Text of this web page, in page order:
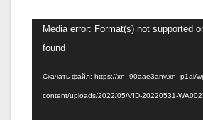
Видеоплеер
Media error: Format(s) not supported
found
Скачать файл: https://xn--90aae3anv.xn--p1ai/
content/uploads/2022/05/VID-20220531-